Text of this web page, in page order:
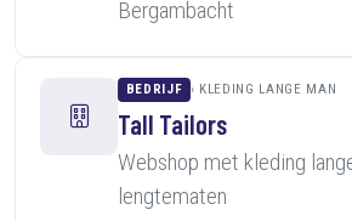
Bergambacht
BEDRIJF KLEDING LANGE MAN
Tall Tailors
Webshop met kleding
lengtematen